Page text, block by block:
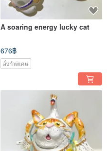
A soaring energy lucky cat
676฿
สั่งทำพิเศษ